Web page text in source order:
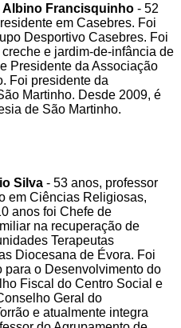
Albino Francisquinho - 52
em Casebres. Foi
Desportivo Casebres. Foi
e jardim-de-infância de
Presidente da Associação
Foi presidente da
Martinho. Desde 2009, é
de São Martinho.
Silva - 53 anos, professor
em Ciências Religiosas,
anos foi Chefe de
na recuperação de
Terapeutas
Diocesana de Évora. Foi
para o Desenvolvimento do
Fiscal do Centro Social e
Geral do
e atualmente integra